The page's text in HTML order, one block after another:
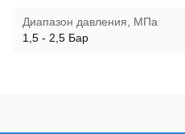
Диапазон давления, МПа
1,5 - 2,5 Бар